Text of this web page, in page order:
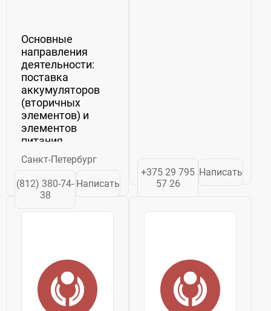
Основные
направления
деятельности:
поставка
аккумуляторов
(вторичных
элементов) и
элементов
питания
(первичных
элементов);
проектирование и
изготовление
техническим
электрических и
климатических
испытаний ...
Санкт-Петербург
(812) 380-74-
38
Написать
+375 29 795
57 26
Написать